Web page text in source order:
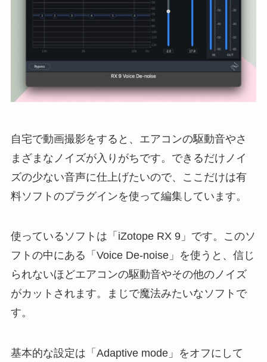
自宅で動画撮影をすると、エアコンの駆動音やさ
まざまなノイズが入りがちです。できるだけノイ
ズの少ない音声に仕上げたいので、ここだけは有
料ソフトのプラグインを使って編集しています。
使っているソフトは「iZotope RX 9」です。このソ
フトの中にある「Voice De-noise」を使うと、信じ
られないほどエアコンの駆動音やその他のノイズ
がカットされます。まじで魔法みたいなソフトで
す。
基本的な設定は「Adaptive mode」をオフにして